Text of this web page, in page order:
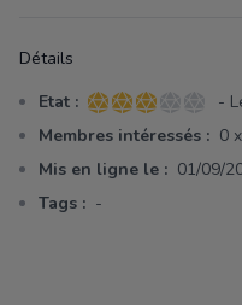
Détails
Etat : 3 sur 5 étoiles
-
Membres intéressés : 0 x
Mis en ligne le : 01/09/
Tags : -